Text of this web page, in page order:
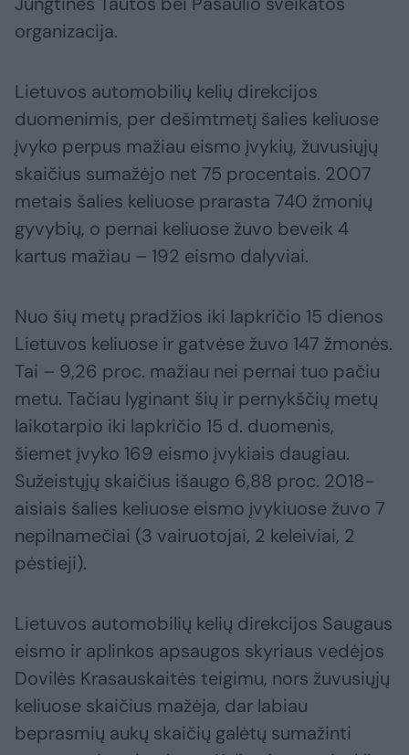
organizacija.
Lietuvos automobilių kelių direkcijos
duomenimis, per dešimtmetį šalies keliuose
įvyko perpus mažiau eismo įvykių, žuvusiųjų
skaičius sumažėjo net 75 procentais. 2007
metais šalies keliuose prarasta 740 žmonių
gyvybių, o pernai keliuose žuvo beveik 4
kartus mažiau – 192 eismo dalyviai.
Nuo šių metų pradžios iki lapkričio 15 dienos
Lietuvos keliuose ir gatvėse žuvo 147 žmonės.
Tai – 9,26 proc. mažiau nei pernai tuo pačiu
metu. Tačiau lyginant šių ir pernykščių metų
laikotarpio iki lapkričio 15 d. duomenis,
šiemet įvyko 169 eismo įvykiais daugiau.
Sužeistųjų skaičius išaugo 6,88 proc. 2018-
aisiais šalies keliuose eismo įvykiuose žuvo 7
nepilnamečiai (3 vairuotojai, 2 keleiviai, 2
pėstieji).
Lietuvos automobilių kelių direkcijos Saugaus
eismo ir aplinkos apsaugos skyriaus vedėjos
Dovilės Krasauskaitės teigimu, nors žuvusiųjų
keliuose skaičius mažėja, dar labiau
beprasmių aukų skaičių galėtų sumažinti